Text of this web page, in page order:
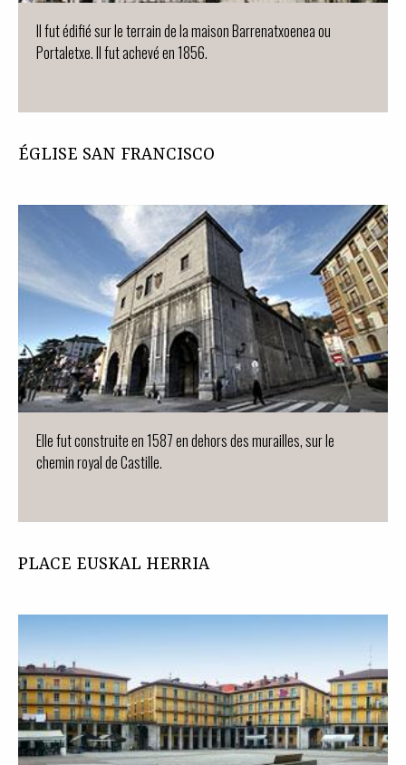
Il fut édifié sur le terrain de la maison Barrenatxoenea ou
Portaletxe. Il fut achevé en 1856.
ÉGLISE SAN FRANCISCO
Elle fut construite en 1587 en dehors des murailles, sur le
chemin royal de Castille.
PLACE EUSKAL HERRIA